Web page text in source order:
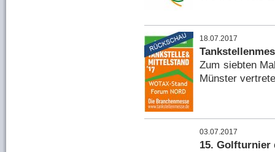
18.07.2017
Zum siebten
Münster
03.07.2017
15. Golfturnier